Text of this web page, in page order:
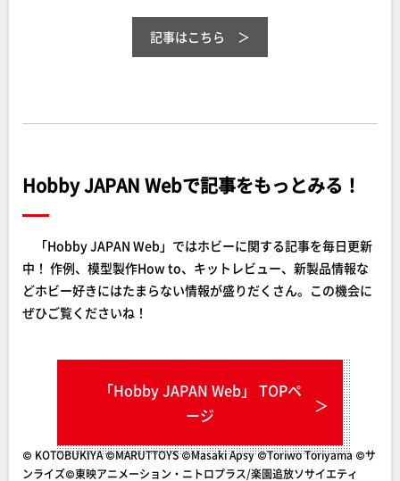
記事はこちら
Hobby JAPAN Webで記事をもっとみる！
「Hobby JAPAN Web」ではホビーに関する記事を毎日更新
中！ 作例、模型製作How to、キットレビュー、新製品情報な
どホビー好きにはたまらない情報が盛りだくさん。この機会に
ぜひご覧くださいね！
「Hobby JAPAN Web」 TOPペ
ージ
© KOTOBUKIYA ©MARUTTOYS ©Masaki Apsy ©Toriwo Toriyama ©サ
ンライズ©東映アニメーション・ニトロプラス/楽園追放ソサイエティ